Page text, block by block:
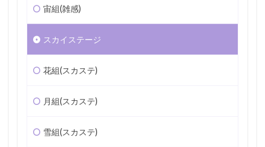
宙組(雑感)
スカイステージ
花組(スカステ)
月組(スカステ)
雪組(スカステ)